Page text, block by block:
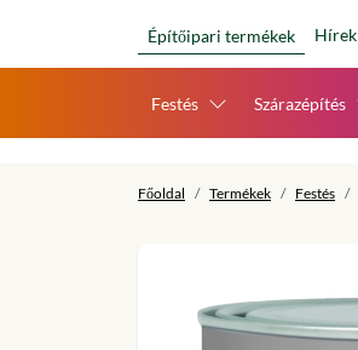
Építőipari termékek Hírek
Festés Szárazépítés
Főoldal Termékek Festés